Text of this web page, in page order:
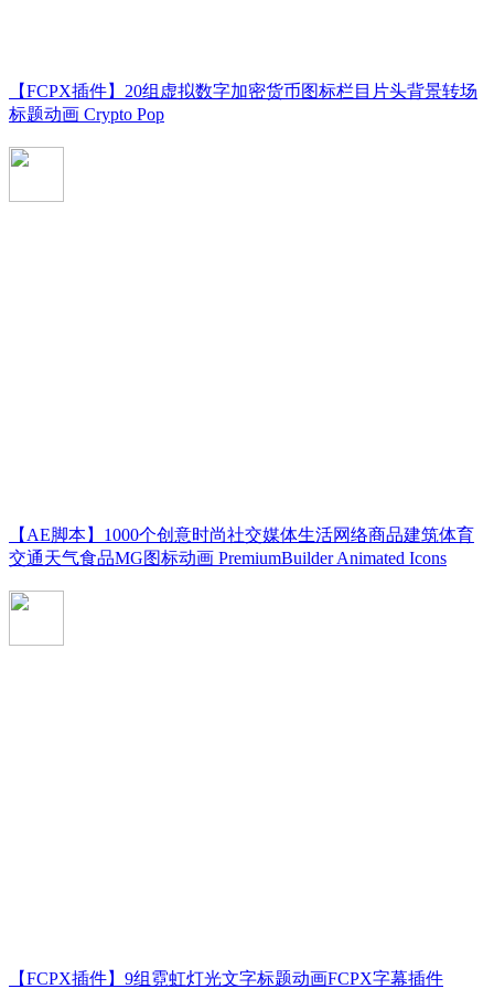
【FCPX插件】20组虚拟数字加密货币图标栏目片头背景转场
标题动画 Crypto Pop
【AE脚本】1000个创意时尚社交媒体生活网络商品建筑体育
交通天气食品MG图标动画 PremiumBuilder Animated Icons
【FCPX插件】9组霓虹灯光文字标题动画FCPX字幕插件